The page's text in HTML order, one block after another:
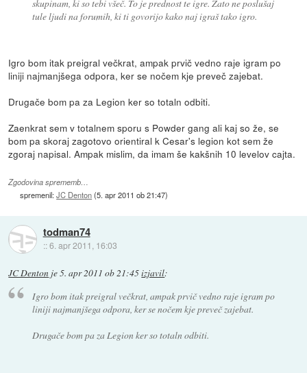
skupinam, ki so tebi všeč. To je prednost te igre. Zato ne poslušaj
tule ljudi na forumih, ki ti govorijo kako naj igraš tako igro.
Igro bom itak preigral večkrat, ampak prvič vedno raje igram po
liniji najmanjšega odpora, ker se nočem kje preveč zajebat.
Drugače bom pa za Legion ker so totaln odbiti.
Zaenkrat sem v totalnem sporu s Powder gang ali kaj so že, se
bom pa skoraj zagotovo orientiral k Cesar's legion kot sem že
zgoraj napisal. Ampak mislim, da imam še kakšnih 10 levelov cajta.
Zgodovina sprememb…
spremenil:JC Denton(5. apr 2011 ob 21:47)
todman74
::6. apr 2011, 16:03
JC Denton je5. apr 2011 ob 21:45izjavil:
Igro bom itak preigral večkrat, ampak prvič vedno raje igram po
liniji najmanjšega odpora, ker se nočem kje preveč zajebat.
Drugače bom pa za Legion ker so totaln odbiti.